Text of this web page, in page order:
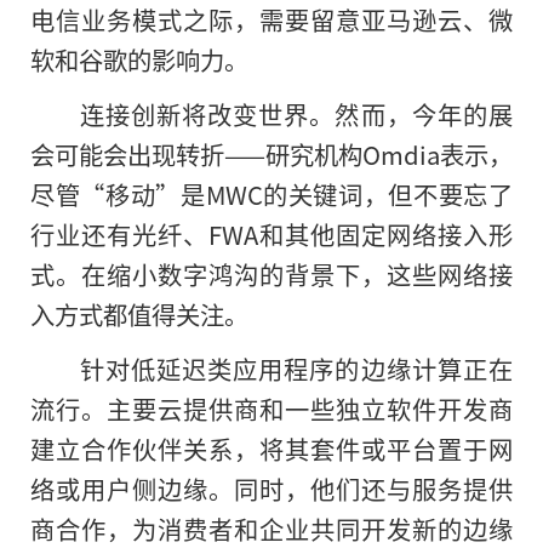
电信业务模式之际，需要留意亚马逊云、微
软和谷歌的影响力。
连接创新将改变世界。然而，今年的展
会可能会出现转折——研究机构Omdia表示，
尽管“移动”是MWC的关键词，但不要忘了
行业还有光纤、FWA和其他固定网络接入形
式。在缩小数字鸿沟的背景下，这些网络接
入方式都值得关注。
针对低延迟类应用程序的边缘计算正在
流行。主要云提供商和一些独立软件开发商
建立合作伙伴关系，将其套件或平台置于网
络或用户侧边缘。同时，他们还与服务提供
商合作，为消费者和企业共同开发新的边缘